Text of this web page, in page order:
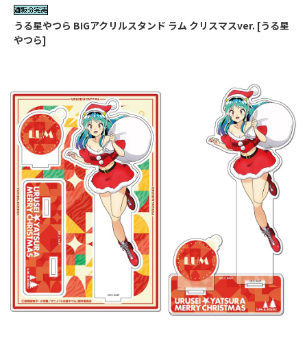
うる星やつら BIGアクリルスタンド ラム クリスマスver. [うる星
やつら]